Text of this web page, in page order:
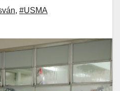
, #USMA